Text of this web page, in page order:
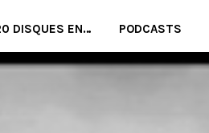
DISQUES EN… PODCASTS